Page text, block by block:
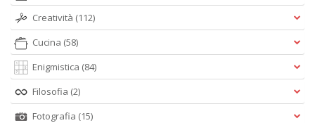
Creatività (112)
Cucina (58)
Enigmistica (84)
Filosofia (2)
Fotografia (15)